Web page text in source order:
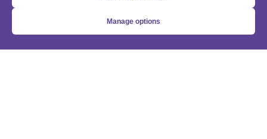
Manage options
•
Stratégie Account-Based GTM
•Marketing Automation avec Marketo
•Account-Based GTM avec Demandbase